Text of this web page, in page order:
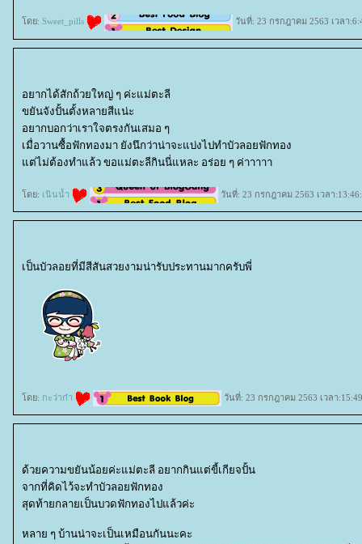
ดย: Sweet_pills วันที่: 23 กรกฎาคม 2563 เวลา
อยากได้สักถ้วยใหญ่ ๆ ค่ะแม่ตะลี
ขยันจังปั้นตั้งหลายสีแน่ะ
อยากบอกว่าเราใจตรงกันเสมอ ๆ
เมื่อวานซื้อฟักทองมา ยังนึกว่าน่าจะแบ่งไปทำบัวลอยฟักทอง
ต่ไม่ต้องทำแล้ว ขอแม่ตะลีกินนี่แหละ อร่อย ๆ ค่าาาาา
ดย: เนินน้ำ วันที่: 23 กรกฎาคม 2563 เวลา
เป็นบัวลอยที่มีสีสันสวยงามน่ารับประทานมากครับพี่
ดย: กะว่าก๋า วันที่: 23 กรกฎาคม 2563 เวลา
ด้วยความขยันน้อยค่ะแม่ตะลี อยากกินแต่ขี้เกียจปั้น
จากที่คิดไว้จะทำบัวลอยฟักทอง
สุดท้ายกลายเป็นบวดฟักทองไปแล้วค่ะ
หลาย ๆ บ้านน่าจะเป็นเหมือนกันนะคะ